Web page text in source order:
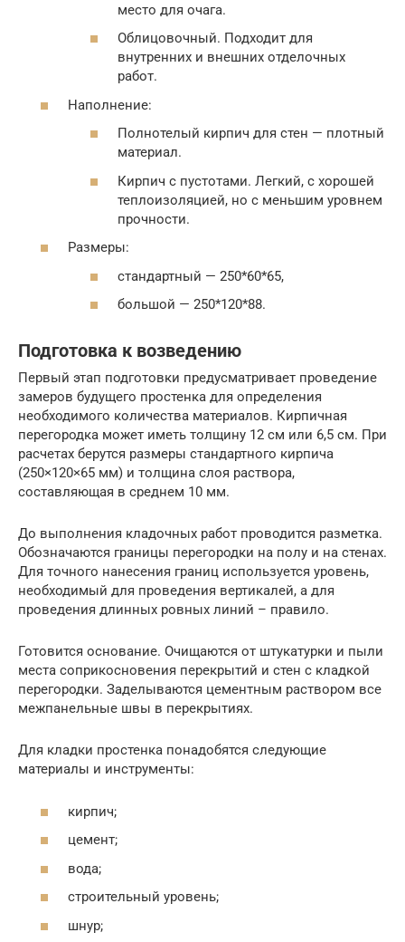
место для очага.
Облицовочный. Подходит для
внутренних и внешних отделочных
работ.
Наполнение:
Полнотелый кирпич для стен — плотный
материал.
Кирпич с пустотами. Легкий, с хорошей
теплоизоляцией, но с меньшим уровнем
прочности.
Размеры:
стандартный — 250*60*65,
большой — 250*120*88.
Подготовка к возведению
Первый этап подготовки предусматривает проведение
замеров будущего простенка для определения
необходимого количества материалов. Кирпичная
перегородка может иметь толщину 12 см или 6,5 см. При
расчетах берутся размеры стандартного кирпича
(250×120×65 мм) и толщина слоя раствора,
составляющая в среднем 10 мм.
До выполнения кладочных работ проводится разметка.
Обозначаются границы перегородки на полу и на стенах.
Для точного нанесения границ используется уровень,
необходимый для проведения вертикалей, а для
проведения длинных ровных линий – правило.
Готовится основание. Очищаются от штукатурки и пыли
места соприкосновения перекрытий и стен с кладкой
перегородки. Заделываются цементным раствором все
межпанельные швы в перекрытиях.
Для кладки простенка понадобятся следующие
материалы и инструменты:
кирпич;
цемент;
вода;
строительный уровень;
шнур;